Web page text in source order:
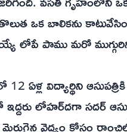
ఒక బాలికను
లోపే పాము మరో
ఏళ్ల విద్యార్థిని
లోహర్‌దగా సదర్
మెరుగైన వైద్యం కోసం